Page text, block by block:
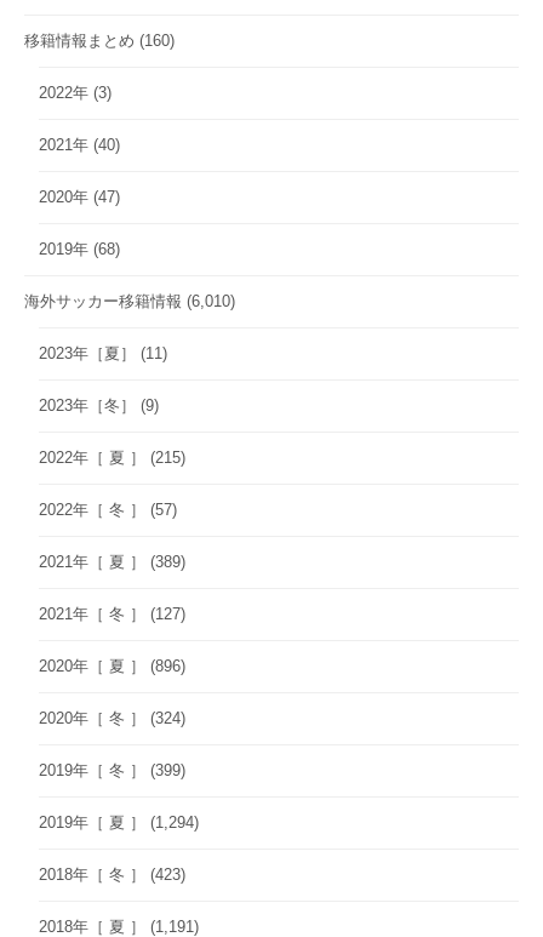
移籍情報まとめ (160)
2022年 (3)
2021年 (40)
2020年 (47)
2019年 (68)
海外サッカー移籍情報 (6,010)
2023年［夏］ (11)
2023年［冬］ (9)
2022年［ 夏 ］ (215)
2022年［ 冬 ］ (57)
2021年［ 夏 ］ (389)
2021年［ 冬 ］ (127)
2020年［ 夏 ］ (896)
2020年［ 冬 ］ (324)
2019年［ 冬 ］ (399)
2019年［ 夏 ］ (1,294)
2018年［ 冬 ］ (423)
2018年［ 夏 ］ (1,191)